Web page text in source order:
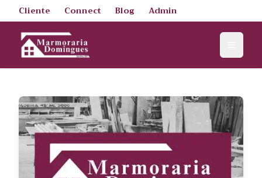
Cliente Connect Blog Admin